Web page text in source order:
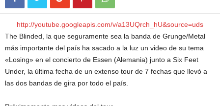
http://youtube.googleapis.com/v/a13UQrch_hU&source=uds
The Blinded, la que seguramente sea la banda de Grunge/Metal
más importante del país ha sacado a la luz un video de su tema
«Losing» en el concierto de Essen (Alemania) junto a Six Feet
Under, la última fecha de un extenso tour de 7 fechas que llevó a
las dos bandas de gira por todo el país.